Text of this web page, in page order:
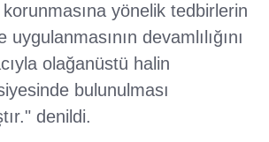
yönelik tedbirlerin
devamlılığını
olağanüstü halin
bulunulması
denildi.